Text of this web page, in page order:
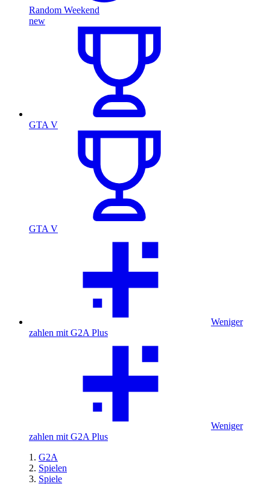
Random Weekend
new
GTA V
GTA V
Weniger
zahlen mit G2A Plus
Weniger
zahlen mit G2A Plus
G2A
Spielen
Spiele